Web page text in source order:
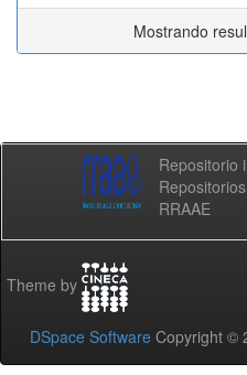
Mostrando
Repositorio
RRAAE
Theme by
DSpace Software Copyright ©